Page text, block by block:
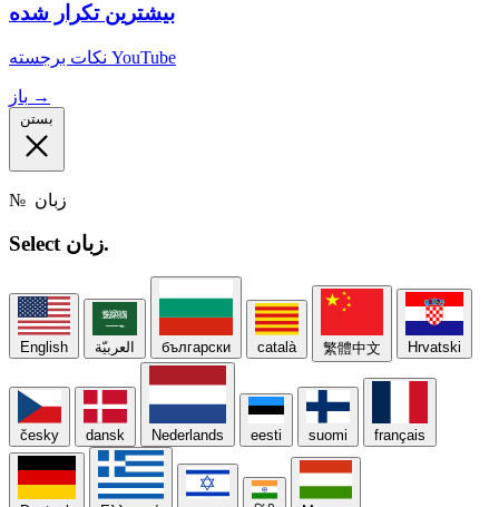
بیشترین تکرار شده
نکات برجسته YouTube
باز →
بستن
№ زبان
Select زبان.
English العربيّة български català 繁體中文 Hrvatski
česky dansk Nederlands eesti suomi français